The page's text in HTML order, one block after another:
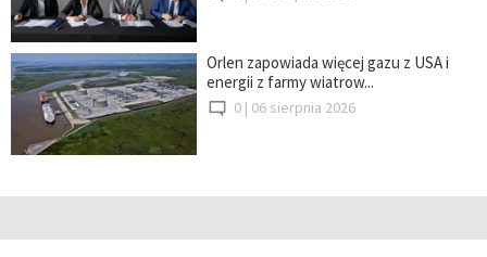
Orlen zapowiada więcej gazu z USA i
energii z farmy wiatrow...
0 | 06 sierpnia 2026